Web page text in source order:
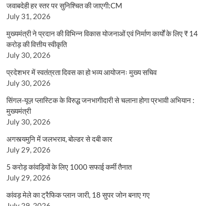
जवाबदेही हर स्तर पर सुनिश्चित की जाएगी:CM
July 31, 2026
मुख्यमंत्री ने प्रदान की विभिन्न विकास योजनाओं एवं निर्माण कार्यों के लिए ₹ 14
करोड़ की वित्तीय स्वीकृति
July 30, 2026
प्रदेशभर में स्वतंत्रता दिवस का हो भव्य आयोजनः मुख्य सचिव
July 30, 2026
सिंगल-यूज़ प्लास्टिक के विरुद्ध जनभागीदारी से चलाना होगा प्रभावी अभियान :
मुख्यमंत्री
July 30, 2026
अगस्त्यमुनि में जलभराव, बोल्डर से दबी कार
July 29, 2026
5 करोड़ कांवड़ियों के लिए 1000 सफाई कर्मी तैनात
July 29, 2026
कांवड़ मेले का ट्रैफिक प्लान जारी, 18 सुपर जोन बनाए गए